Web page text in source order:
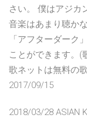
さい。 僕はアジカ
音楽はあまり聴かな
「アフターダーク
ことができます。(
歌ネットは無料の
2017/09/15
2018/03/28 ASIAN